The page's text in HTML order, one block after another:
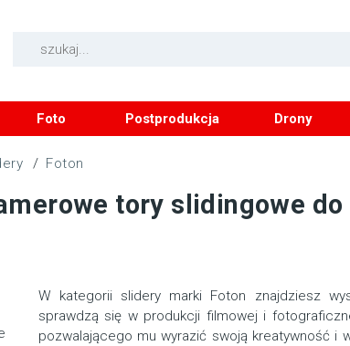
Foto Postprodukcja Drony
/ Foton
tory slidingowe do
W kategorii slidery marki Foton znajdziesz
sprawdzą się w produkcji filmowej i
pozwalającego mu wyrazić swoją kreatywność i